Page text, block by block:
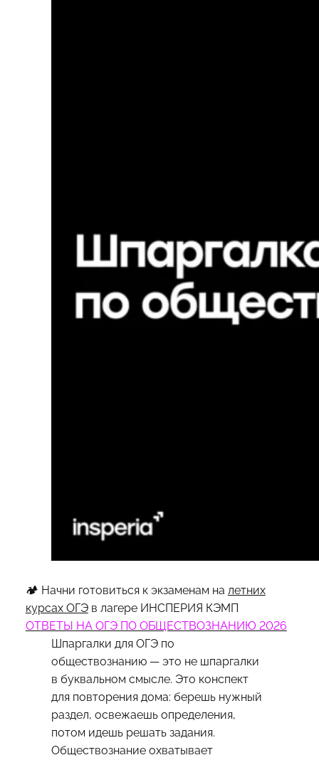
🏕 Начни готовиться к экзаменам на летних
курсах ОГЭв лагере ИНСПЕРИЯ КЭМП
ОТВЕТЫ НА ОГЭ ПО ОБЩЕСТВОЗНАНИЮ 2026
Шпаргалки для ОГЭ по
обществознанию — это не шпаргалки
в буквальном смысле. Это конспект
для повторения дома: берешь нужный
раздел, освежаешь определения,
потом идешь решать задания.
Обществознание охватывает